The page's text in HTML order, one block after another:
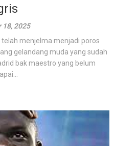
18, 2025
menjelma menjadi poros
gelandang muda yang sudah
bak maestro yang belum